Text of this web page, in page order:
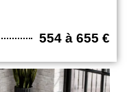
554 à 655 €